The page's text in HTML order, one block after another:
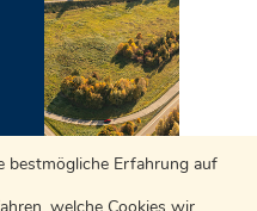
bestmögliche Erfahrung auf